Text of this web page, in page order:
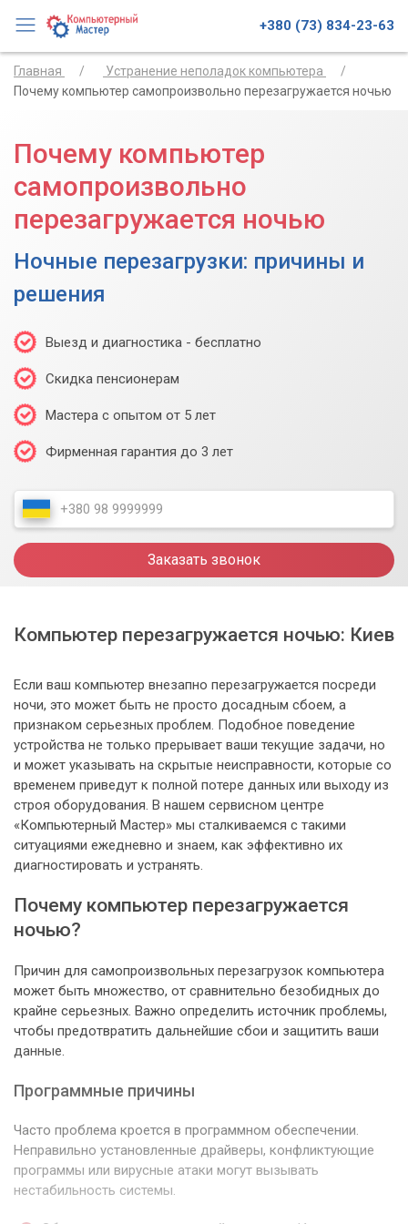
+380 (73) 834-23-63
Главная
Устранение неполадок компьютера
Почему компьютер самопроизвольно перезагружается ночью
Почему компьютер
самопроизвольно
перезагружается ночью
Ночные перезагрузки: причины и
решения
Выезд и диагностика - бесплатно
Скидка пенсионерам
Мастера с опытом от 5 лет
Фирменная гарантия до 3 лет
Заказать звонок
Компьютер перезагружается ночью: Киев
Если ваш компьютер внезапно перезагружается посреди
ночи, это может быть не просто досадным сбоем, а
признаком серьезных проблем. Подобное поведение
устройства не только прерывает ваши текущие задачи, но
и может указывать на скрытые неисправности, которые со
временем приведут к полной потере данных или выходу из
строя оборудования. В нашем сервисном центре
«Компьютерный Мастер» мы сталкиваемся с такими
ситуациями ежедневно и знаем, как эффективно их
диагностировать и устранять.
Почему компьютер перезагружается
ночью?
Причин для самопроизвольных перезагрузок компьютера
может быть множество, от сравнительно безобидных до
крайне серьезных. Важно определить источник проблемы,
чтобы предотвратить дальнейшие сбои и защитить ваши
данные.
Программные причины
Часто проблема кроется в программном обеспечении.
Неправильно установленные драйверы, конфликтующие
программы или вирусные атаки могут вызывать
нестабильность системы.